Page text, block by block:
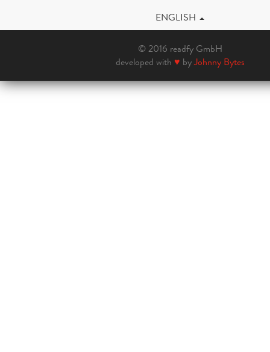
ENGLISH
© 2016 readfy GmbH
developed with ♥ byJohnny Bytes